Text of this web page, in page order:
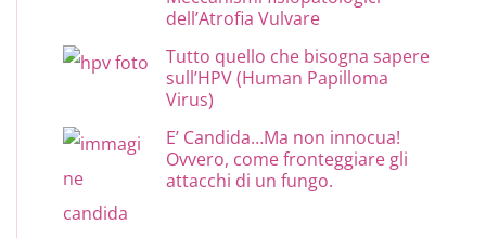
dell’Atrofia Vulvare
Tutto quello che bisogna sapere
sull’HPV (Human Papilloma
Virus)
E’ Candida…Ma non innocua!
Ovvero, come fronteggiare gli
attacchi di un fungo.